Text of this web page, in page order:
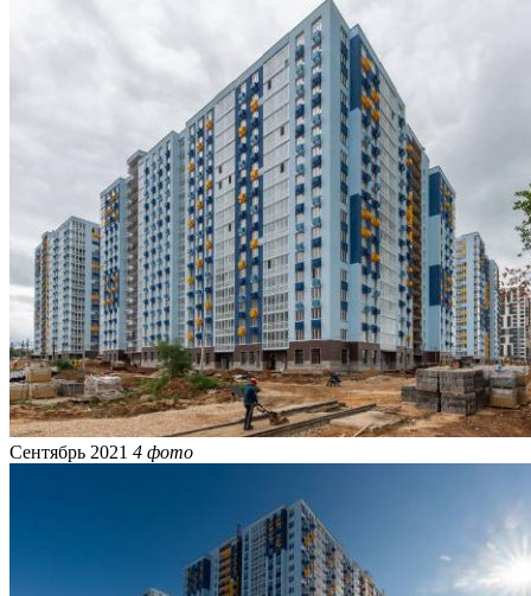
Сентябрь 2021 4 фото